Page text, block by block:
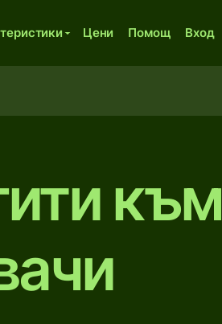
Цени Помощ Вход
към